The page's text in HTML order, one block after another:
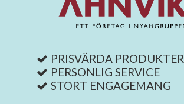
PRISVÄRDA PRODUKTER
PERSONLIG SERVICE
STORT ENGAGEMANG